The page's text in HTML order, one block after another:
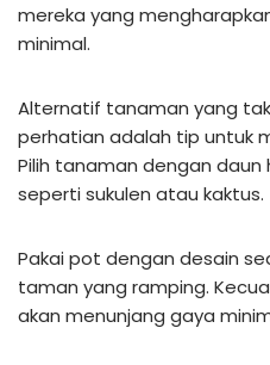
mereka yang
minimal.
Alternatif tanaman yang
perhatian adalah tip untuk
Pilih tanaman dengan daun
seperti sukulen atau kaktus.
Pakai pot dengan desain
taman yang ramping.
akan menunjang gaya